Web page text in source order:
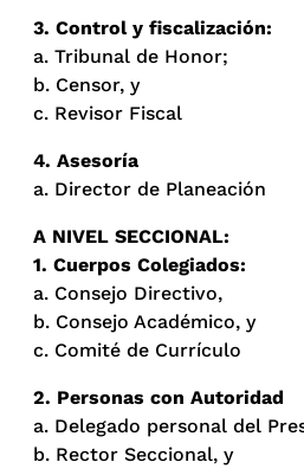
3. Control y fiscalización:
a. Tribunal de Honor;
b. Censor, y
c. Revisor Fiscal
4. Asesoría
a. Director de Planeación
A NIVEL SECCIONAL:
1. Cuerpos Colegiados:
a. Consejo Directivo,
b. Consejo Académico, y
c. Comité de Currículo
2. Personas con Autoridad
a. Delegado personal del
b. Rector Seccional, y